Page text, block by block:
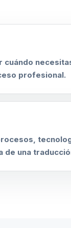
cuándo
profesional.
de una